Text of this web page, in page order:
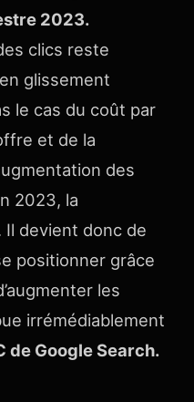
2023.
clics reste
glissement
le cas du coût par
et de la
des
2023, la
Il devient donc de
positionner grâce
les
irrémédiablement
de Google Search.